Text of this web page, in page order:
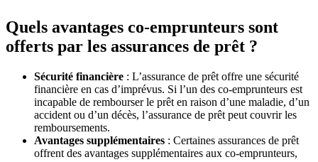
Quels avantages co-emprunteurs sont
offerts par les assurances de prêt ?
Sécurité financière : L’assurance de prêt offre une sécurité
financière en cas d’imprévus. Si l’un des co-emprunteurs est
incapable de rembourser le prêt en raison d’une maladie, d’un
accident ou d’un décès, l’assurance de prêt peut couvrir les
remboursements.
Avantages supplémentaires : Certaines assurances de prêt
offrent des avantages supplémentaires aux co-emprunteurs,